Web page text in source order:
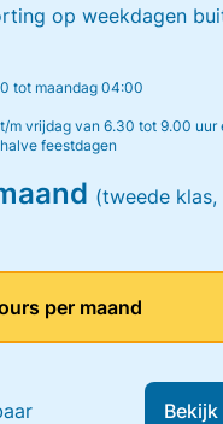
op weekdagen
tot maandag 04:00
m vrijdag van 6.30 tot 9.00 uur
feestdagen
(tweede klas,
per maand
Bekijk